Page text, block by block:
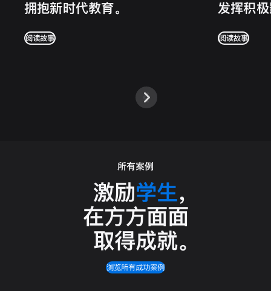
拥抱新时代教育。
阅读故事
发挥积极
阅读故事
所有案例
激励学生，
在方方面面
取得成就。
浏览所有成功案例